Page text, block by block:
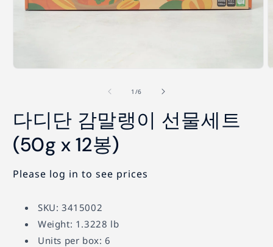
미
디
어
1
기
1 /의
6
다디단 감말랭이 선물세트
(50g x 12봉)
Please log in to see prices
SKU: 3415002
Weight: 1.3228 lb
Units per box: 6